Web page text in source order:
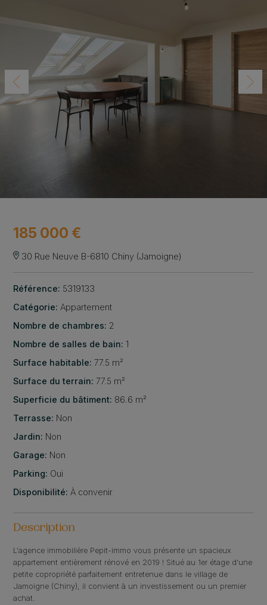
30 Rue Neuve B-6810 Chiny (Jamoigne)
185 000 €
Référence: 5319133
Catégorie: Appartement
Nombre de chambres: 2
Nombre de salles de bain: 1
Surface habitable: 77.5 m²
Surface du terrain: 77.5 m²
Superficie du bâtiment: 86.6 m²
Terrasse: Non
Jardin: Non
Garage: Non
Parking: Oui
Disponibilité: À convenir
Description
L'agence immobilière Pepit-immo vous présente un spacieux
appartement entièrement rénové en 2019 ! Situé au 1er étage d'une
petite copropriété parfaitement entretenue dans le village de
Jamoigne (Chiny), il convient à un investissement ou un premier
achat.